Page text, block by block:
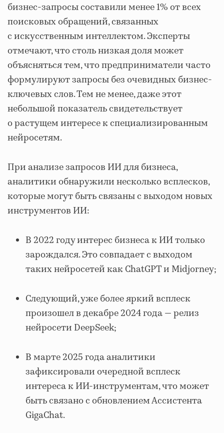
бизнес-запросы составили менее 1% от всех
поисковых обращений, связанных
с искусственным интеллектом. Эксперты
отмечают, что столь низкая доля может
объясняться тем, что предприниматели часто
формулируют запросы без очевидных бизнес-
ключевых слов. Тем не менее, даже этот
небольшой показатель свидетельствует
о растущем интересе к специализированным
нейросетям.
При анализе запросов ИИ для бизнеса,
аналитики обнаружили несколько всплесков,
которые могут быть связаны с выходом новых
инструментов ИИ:
В 2022 году интерес бизнеса к ИИ только
зарождался. Это совпадает с выходом
таких нейросетей как ChatGPT и Midjorney;
Следующий, уже более яркий всплеск
произошел в декабре 2024 года — релиз
нейросети DeepSeek;
В марте 2025 года аналитики
зафиксировали очередной всплеск
интереса к ИИ-инструментам, что может
быть связано с обновлением Ассистента
GigaChat.